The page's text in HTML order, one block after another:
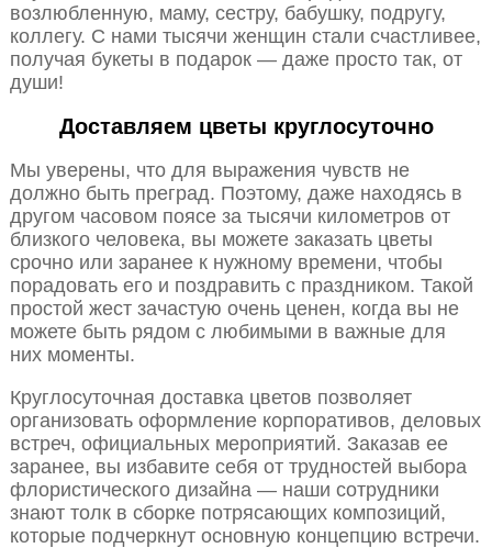
возлюбленную, маму, сестру, бабушку, подругу,
коллегу. С нами тысячи женщин стали счастливее,
получая букеты в подарок — даже просто так, от
души!
Доставляем цветы круглосуточно
Мы уверены, что для выражения чувств не
должно быть преград. Поэтому, даже находясь в
другом часовом поясе за тысячи километров от
близкого человека, вы можете заказать цветы
срочно или заранее к нужному времени, чтобы
порадовать его и поздравить с праздником. Такой
простой жест зачастую очень ценен, когда вы не
можете быть рядом с любимыми в важные для
них моменты.
Круглосуточная доставка цветов позволяет
организовать оформление корпоративов, деловых
встреч, официальных мероприятий. Заказав ее
заранее, вы избавите себя от трудностей выбора
флористического дизайна — наши сотрудники
знают толк в сборке потрясающих композиций,
которые подчеркнут основную концепцию встречи.